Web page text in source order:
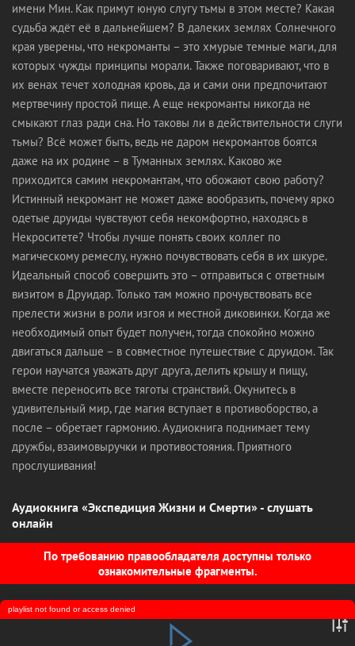
имени Мин. Как примут юную слугу тьмы в этом месте? Какая
судьба ждёт её в дальнейшем? В далеких землях Солнечного
края уверены, что некроманты – это хмурые темные маги, для
которых чужды принципы морали. Также поговаривают, что в
их венах течет холодная кровь, да и сами они предпочитают
мертвечину простой пище. А еще некроманты никогда не
смыкают глаз ради сна. Но таковы ли в действительности слуги
тьмы? Всё может быть, ведь не даром некромантов боятся
даже на их родине – в Туманных землях. Каково же
приходится самим некромантам, что обожают свою работу?
Истинный некромант не может даже вообразить, почему ярко
одетые друиды чувствуют себя некомфортно, находясь в
Некроситете? Чтобы лучше понять своих коллег по
магическому ремеслу, нужно почувствовать себя в их шкуре.
Идеальный способ совершить это – отправиться с ответным
визитом в Друидар. Только там можно прочувствовать все
прелести жизни в роли изгоя и местной диковинки. Когда же
необходимый опыт будет получен, тогда спокойно можно
двигаться дальше – в совместное путешествие с друидом. Так
герои научатся уважать друг друга, делить крышу и пищу,
вместе переносить все тяготы странствий. Окунитесь в
удивительный мир, где магия вступает в противоборство, а
после – обретает гармонию. Аудиокнига поднимает тему
дружбы, взаимовыручки и противостояния. Приятного
прослушивания!
Аудиокнига «Экспедиция Жизни и Смерти» - слушать
онлайн
По требованию правообладателя доступны только
ознакомительные фрагменты.
playlist not found or access denied